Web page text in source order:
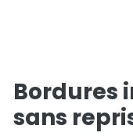
Bordures
sans